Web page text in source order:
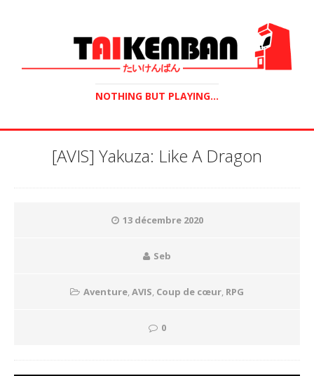
NOTHING BUT PLAYING...
[AVIS] Yakuza: Like A Dragon
13 décembre 2020
Seb
Aventure,AVIS, Coup de cœur, RPG
0